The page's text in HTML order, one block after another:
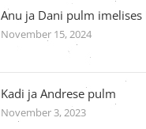
Anu ja Dani pulm imelises
November 15, 2024
Kadi ja Andrese pulm
November 3, 2023